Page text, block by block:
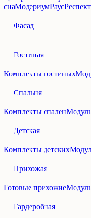
снаМодериумРаусРеспект
Фасад
Гостиная
Комплекты гостиных
Спальня
Комплекты спален
Детская
Комплекты детских
Прихожая
Готовые прихожие
Гардеробная